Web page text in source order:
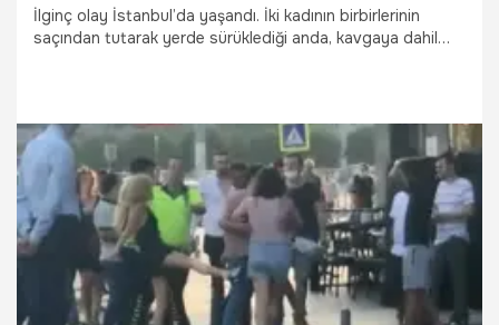
İlginç olay İstanbul’da yaşandı. İki kadının birbirlerinin
saçından tutarak yerde sürüklediği anda, kavgaya dahil
4.08.2021 Gündem